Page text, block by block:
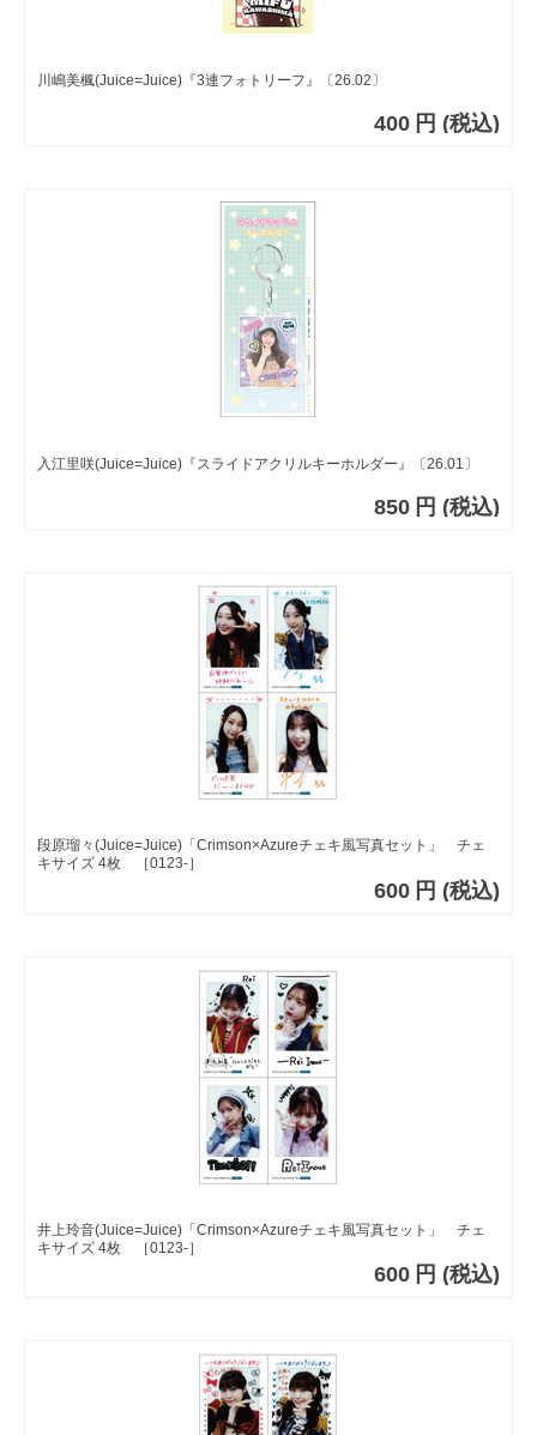
川嶋美楓(Juice=Juice)『3連フォトリーフ』〔26.02〕
400 円 (税込)
入江里咲(Juice=Juice)『スライドアクリルキーホルダー』〔26.01〕
850 円 (税込)
段原瑠々(Juice=Juice)「Crimson×Azureチェキ風写真セット」 チェ
キサイズ 4枚 ［0123-］
600 円 (税込)
井上玲音(Juice=Juice)「Crimson×Azureチェキ風写真セット」 チェ
キサイズ 4枚 ［0123-］
600 円 (税込)